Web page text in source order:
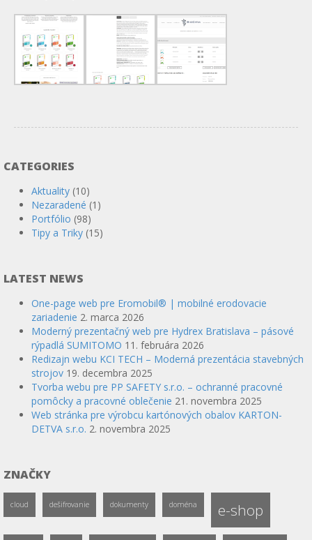
CATEGORIES
Aktuality (10)
Nezaradené (1)
Portfólio (98)
Tipy a Triky (15)
LATEST NEWS
One-page web pre Eromobil® | mobilné erodovacie
zariadenie 2. marca 2026
Moderný prezentačný web pre Hydrex Bratislava – pásové
rýpadlá SUMITOMO 11. februára 2026
Redizajn webu KCI TECH – Moderná prezentácia stavebných
strojov 19. decembra 2025
Tvorba webu pre PP SAFETY s.r.o. – ochranné pracovné
pomôcky a pracovné oblečenie 21. novembra 2025
Web stránka pre výrobcu kartónových obalov KARTON-
DETVA s.r.o. 2. novembra 2025
ZNAČKY
cloud dešifrovanie dokumenty doména e-shop